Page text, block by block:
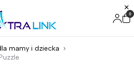
0
mamy i dziecka